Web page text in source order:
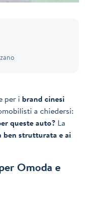
per i brand cinesi
a chiedersi:
queste auto? La
ben strutturata e ai
Omoda e